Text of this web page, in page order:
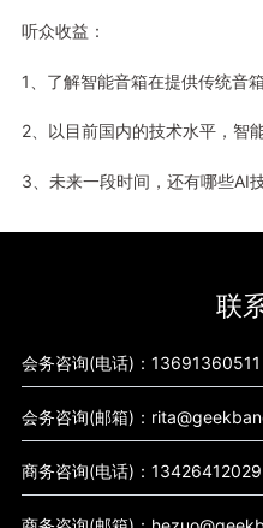
听众收益：
1、了解智能音箱在提供传统音
2、以目前国内的技术水平，智
3、未来一段时间，还有哪些AI
联
会务咨询(电话)：13691360511
会务咨询(邮箱)：
商务咨询(电话)：13426412029